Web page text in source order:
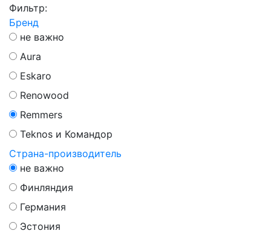
Фильтр:
Бренд
не важно
Aura
Eskaro
Renowood
Remmers
Teknos и Командор
Страна-производитель
не важно
Финляндия
Германия
Эстония